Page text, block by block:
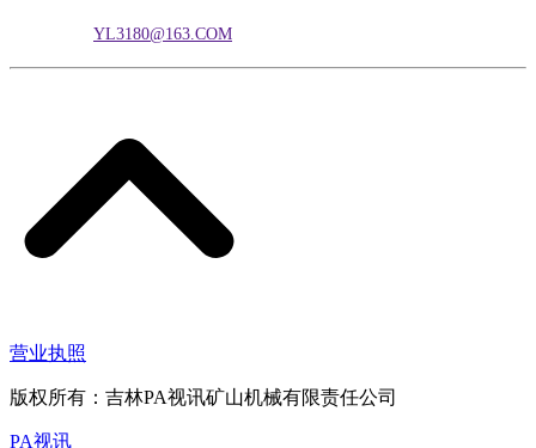
YL3180@163.COM
营业执照
版权所有：吉林PA视讯矿山机械有限责任公司
PA视讯